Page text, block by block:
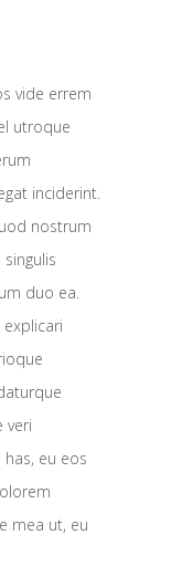
vide errem
utroque
inciderint.
nostrum
duo ea.
veri
eu eos
mea ut, eu